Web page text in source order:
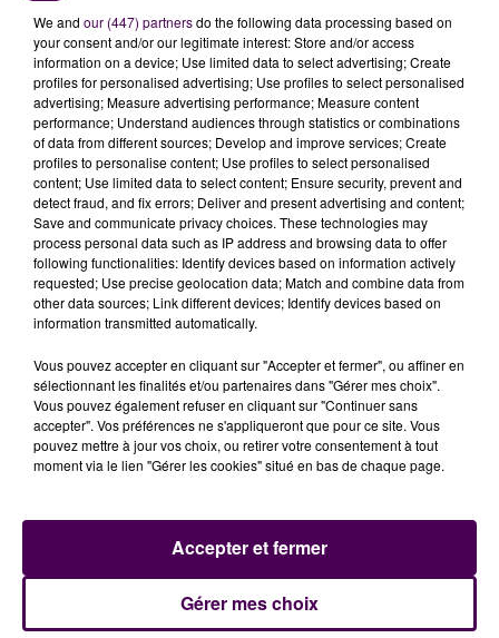
- ce vendredi 20 octobre, sur la D323, de 8h à 12h à
Cérans-Foulletourteau lieu-dit Château-Sénéchal
puis Le Petit-Couléard, dans le sens La Flèche - Le
Mans
"Naturellement, d'autres contrôles seront réalisés
concomitamment et tout au long de la semaine sur
les routes du département sans pour autant être
annoncés. La sécurité est l’affaire de tous et chacun
a le devoir de se sentir responsable au
volant"concluent les gendarmes sur leur page
Facebook, où l’information est aussi disponible.
We and our (447) partnersdo the following data processing based on
your consent and/or our legitimate interest: Store and/or access
information on a device; Use limited data to select advertising; Create
profiles for personalised advertising; Use profiles to select personalised
advertising; Measure advertising performance; Measure content
performance; Understand audiences through statistics or combinations
of data from different sources; Develop and improve services; Create
profiles to personalise content; Use profiles to select personalised
content; Use limited data to select content; Ensure security, prevent and
detect fraud, and fix errors; Deliver and present advertising and content;
Save and communicate privacy choices. These technologies may
process personal data such as IP address and browsing data to offer
following functionalities: Identify devices based on information actively
requested; Use precise geolocation data; Match and combine data from
other data sources; Link different devices; Identify devices based on
information transmitted automatically.
Vous pouvez accepter en cliquant sur "Accepter et fermer", ou affiner en
sélectionnant les finalités et/ou partenaires dans "Gérer mes choix".
Vous pouvez également refuser en cliquant sur "Continuer sans
accepter". Vos préférences ne s'appliqueront que pour ce site. Vous
pouvez mettre à jour vos choix, ou retirer votre consentement à tout
moment via le lien "Gérer les cookies" situé en bas de chaque page.
Gérer mes choix
Accepter et fermer